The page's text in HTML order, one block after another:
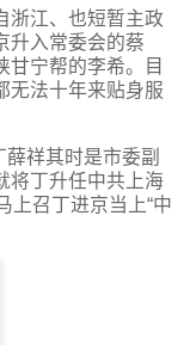
浙江、也短暂主政
升入常委会的蔡
甘宁帮的李希。目
无法十年来贴身服
祥其时是市委副
将丁升任中共上海
上召丁进京当上“中